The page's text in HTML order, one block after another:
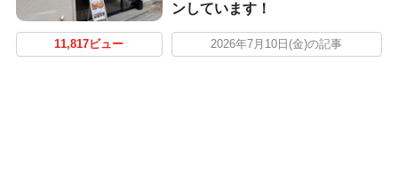
ンしています！
11,817ビュー 2026年7月10日(金)の記事